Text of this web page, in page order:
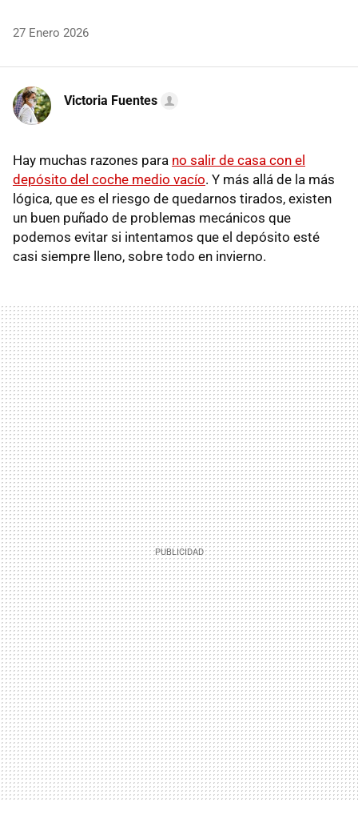
27 Enero 2026
Victoria Fuentes
Hay muchas razones para no salir de casa con el
depósito del coche medio vacío. Y más allá de la más
lógica, que es el riesgo de quedarnos tirados, existen
un buen puñado de problemas mecánicos que
podemos evitar si intentamos que el depósito esté
casi siempre lleno, sobre todo en invierno.